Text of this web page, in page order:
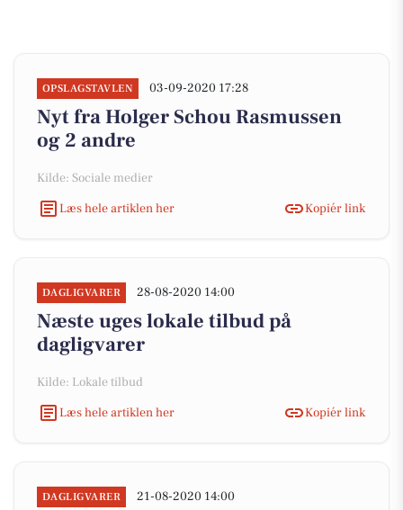
OPSLAGSTAVLEN 03-09-2020 17:28
Nyt fra Holger Schou Rasmussen
og 2 andre
Kilde: Sociale medier
Læs hele artiklen her
Kopiér link
DAGLIGVARER 28-08-2020 14:00
Næste uges lokale tilbud på
dagligvarer
Kilde: Lokale tilbud
Læs hele artiklen her
Kopiér link
DAGLIGVARER 21-08-2020 14:00